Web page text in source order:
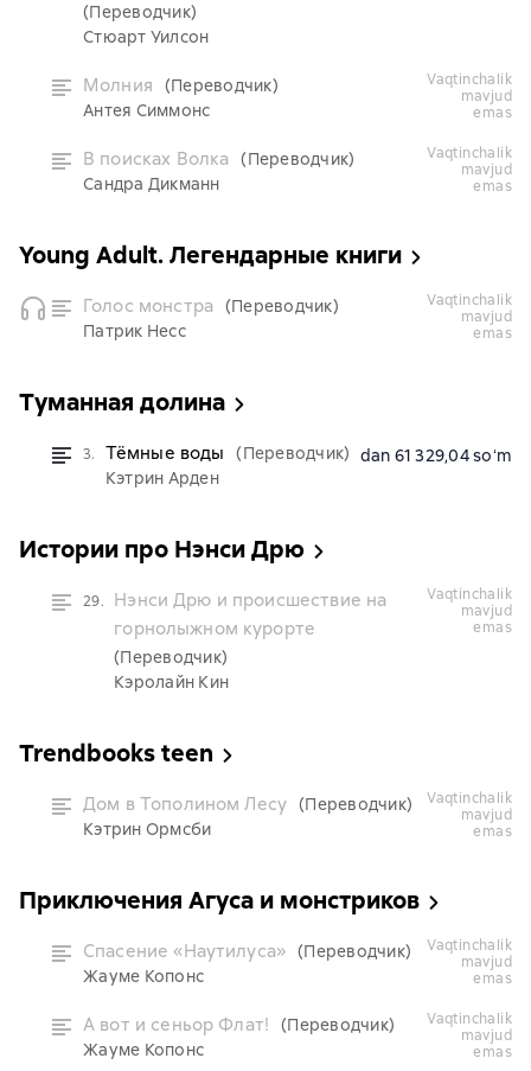
(Переводчик)
Стюарт Уилсон
Молния
(Переводчик)
Антея Симмонс
vaqtinchalik
mavjud
emas
В поисках Волка
(Переводчик)
Сандра Дикманн
vaqtinchalik
mavjud
emas
Young Adult. Легендарные книги
Голос монстра
(Переводчик)
Патрик Несс
vaqtinchalik
mavjud
emas
Туманная долина
3. Тёмные воды
(Переводчик)
Кэтрин Арден
dan 61 329,04 soʻm
Истории про Нэнси Дрю
29.
Нэнси Дрю и происшествие на
горнолыжном курорте
(Переводчик)
Кэролайн Кин
vaqtinchalik
mavjud
emas
Trendbooks teen
Дом в Тополином Лесу (Переводчик)
Кэтрин Ормсби
vaqtinchalik
mavjud
emas
Приключения Агуса и монстриков
Спасение «Наутилуса» (Переводчик)
Жауме Копонс
vaqtinchalik
mavjud
emas
А вот и сеньор Флат!
(Переводчик)
Жауме Копонс
vaqtinchalik
mavjud
emas